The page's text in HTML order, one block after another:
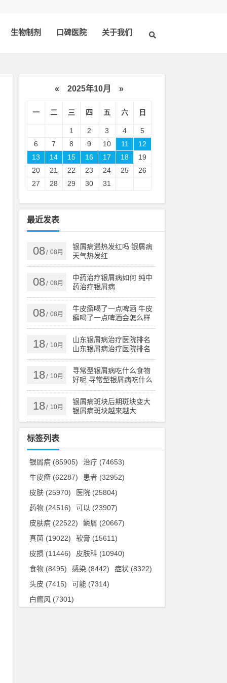
生物制剂 口碑医院 关于我们
« 2025年10月 »
一 二 三 四 五 六 日
1 2 3 4
5
6
7 8 9 10 11
12
13
14 15 16 17 18
19
20
21 22 23 24 25
26
27
28 29 30 31
最近发表
08/ 08月
银屑病遇热发红吗 银屑病
天气热发红
08/ 08月
中药治疗银屑病如何 纯中
药治疗银屑病
08/ 08月
牛皮癣喝了一点啤酒 牛皮
癣喝了一点啤酒会怎么样
18/ 10月
山东银屑病治疗医院排名
山东银屑病治疗医院排名
榜
18/ 10月
寻常型银屑病吃什么食物
好呢 寻常型银屑病吃什么
药效果好
18/ 10月
银屑病斑块后期斑块变大
银屑病斑块越来越大
标签列表
银屑病 (85905) 治疗 (74653)
牛皮癣 (62287) 患者 (32952)
皮肤 (25970) 医院 (25804)
药物 (24516) 可以 (23907)
皮肤病 (22522) 鳞屑 (20667)
真菌 (19022) 软膏 (15611)
皮损 (11446) 皮肤科 (10940)
食物 (8495) 感染 (8442) 症状 (8322)
头皮 (7415) 可能 (7314)
白癜风 (7301)